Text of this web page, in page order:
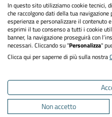
Privacy
Accessibilità
Note legali
Area Riservata
In questo sito utilizziamo cookie tecnici,
che raccolgono dati della tua
esperienza e personalizzare il contenuto
esprimi il tuo consenso a tutti i cookie
banner, la navigazione proseguirà con
necessari. Cliccando su "Personalizza"
Clicca qui per saperne di più sulla nostra
Non accetto